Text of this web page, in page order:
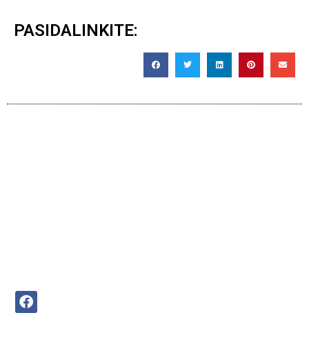
PASIDALINKITE: